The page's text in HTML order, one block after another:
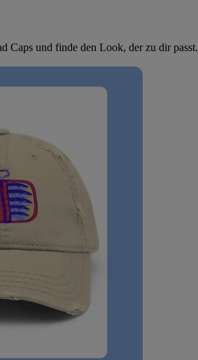
Caps und finde den Look, der zu dir passt.